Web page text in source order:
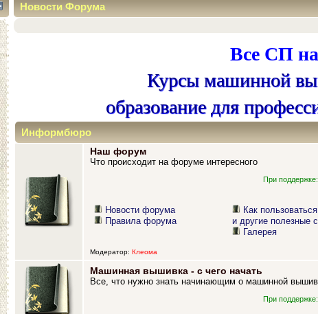
Новости Форума
Все СП
Курсы машинной
образование для
Информбюро
Наш форум
Что происходит на форуме интересного
При поддержке:
Новости форума
Правила форума
Как
и другие полезные
Галерея
Модератор: Клеома
Машинная вышивка - с чего начать
Все, что нужно знать начинающим о машинной
При поддержке: